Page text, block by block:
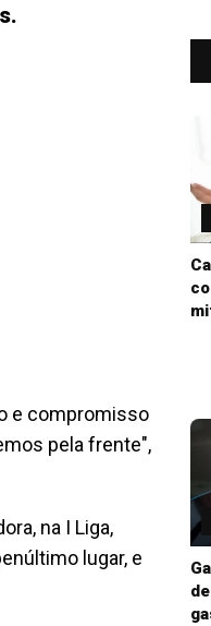
e compromisso
pela frente",
na I Liga,
lugar, e